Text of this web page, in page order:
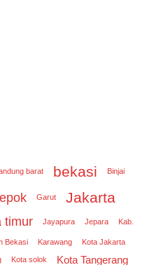
barat bekasi Binjai
Garut Jakarta
timur Jayapura Jepara Kab.
Bekasi Karawang Kota Jakarta
Kota solok Kota Tangerang